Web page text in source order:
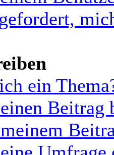
ein
Beitrag